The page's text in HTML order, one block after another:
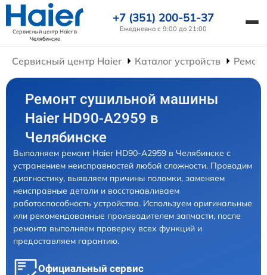
Сервисный центр Haierв
Челябинске
+7 (351) 200-51-37
Ежедневно с 9:00 до 21:00
Сервисный центр Haier Каталог устройств
Ремонт сушильной машины
Haier HD90-A2959 в
Челябинске
Выполняем ремонт Haier HD90-A2959 в Челябинске с
устранением неисправностей любой сложности. Проводим
диагностику, выявляем причины поломки, заменяем
неисправные детали и восстанавливаем
работоспособность устройства. Используем оригинальные
или рекомендованные производителем запчасти, после
ремонта выполняем проверку всех функций и
предоставляем гарантию.
Официальный сервис